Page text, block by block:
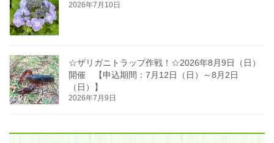
2026年7月10日
☆ザリガニトラップ作戦！☆2026年8月9日（日）
開催 【申込期間：7月12日（日）～8月2日
（日）】
2026年7月9日